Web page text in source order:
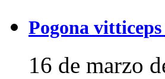
Pogona
16 de marzo